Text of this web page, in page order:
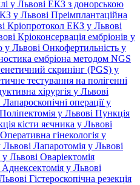
у Львові ЕКЗ з донорською
у Львові Преімплантаційна
Кріопротокол ЕКЗ у Львові
Кріоконсервація ембріонів у
у Львові Онкофертильність у
ембріона методом NGS
скринінг (PGS) у
тестування на полігенні
хірургія у Львові
Лапароскопічні операції у
Поліпектомія у Львові Пункція
кісти яєчника у Львові
Оперативна гінекологія у
Лапаротомія у Львові
Львові Оваріектомія
Аднексектомія у Львові
Гістероскопічна резекція